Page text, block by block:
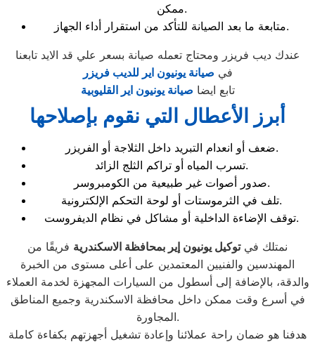
ممكن.
متابعة ما بعد الصيانة للتأكد من استقرار أداء الجهاز.
عندك ديب فريزر ومحتاج تعمله صيانة بسعر علي قد الايد تابعنا
في صيانة يونيون اير للديب فريزر
تابع ايضا صيانة يونيون اير القليوبية
أبرز الأعطال التي نقوم بإصلاحها
ضعف أو انعدام التبريد داخل الثلاجة أو الفريزر.
تسرب المياه أو تراكم الثلج الزائد.
صدور أصوات غير طبيعية من الكومبروسر.
تلف في الثرموستات أو لوحة التحكم الإلكترونية.
توقف الإضاءة الداخلية أو مشاكل في نظام الديفروست.
نمتلك فيتوكيل يونيون إير بمحافظة الاسكندرية فريقًا من
المهندسين والفنيين المعتمدين على أعلى مستوى من الخبرة
والدقة، بالإضافة إلى أسطول من السيارات المجهزة لخدمة العملاء
في أسرع وقت ممكن داخل محافظة الاسكندرية وجميع المناطق
المجاورة.
هدفنا هو ضمان راحة عملائنا وإعادة تشغيل أجهزتهم بكفاءة كاملة